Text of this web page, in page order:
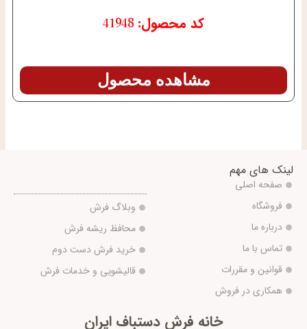
کد محصول: 41948
مشاهده محصول
لینک های مهم
صفحه اصلی
فروشگاه
درباره ما
تماس با ما
قوانین و مقررات
همکاری در فروش
وبلاگ فرش
محافظ ریشه فرش
خرید فرش دست دوم
قالیشویی و خدمات فرش
خانه فرش دستباف ایران